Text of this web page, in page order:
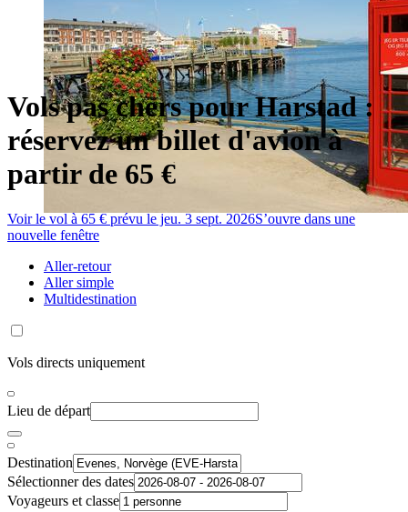
Vols pas chers pour Harstad :
réservez un billet d'avion à
partir de 65 €
Voir le vol à 65 € prévu le jeu. 3 sept. 2026S’ouvre dans une
nouvelle fenêtre
Aller-retour
Aller simple
Multidestination
Vols directs uniquement
Lieu de départ
Destination
Sélectionner des dates
Voyageurs et classe